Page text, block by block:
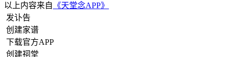
以上内容来自 《天堂念APP》
发讣告
创建家谱
下载官方APP
创建祠堂